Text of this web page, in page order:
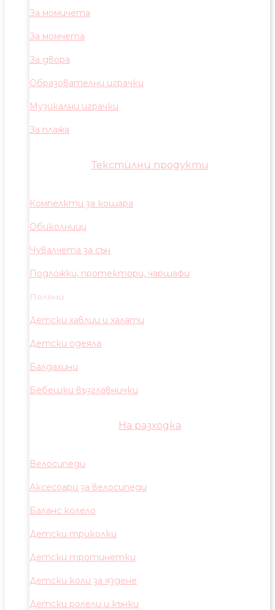
За момичета
За момчета
За двора
Образователни играчки
Музикални играчки
За плажа
Текстилни продукти
Компелкти за кошара
Обиколници
Чувалчета за сън
Подложки, протектори, чаршафи
Пелени
Детски хавлии и халати
Детски одеяла
Балдахини
Бебешки възглавнички
На разходка
Велосипеди
Аксесоари за велосипеди
Баланс колело
Детски триколки
Детски тротинетки
Детски коли за яздене
Детски ролели и кънки